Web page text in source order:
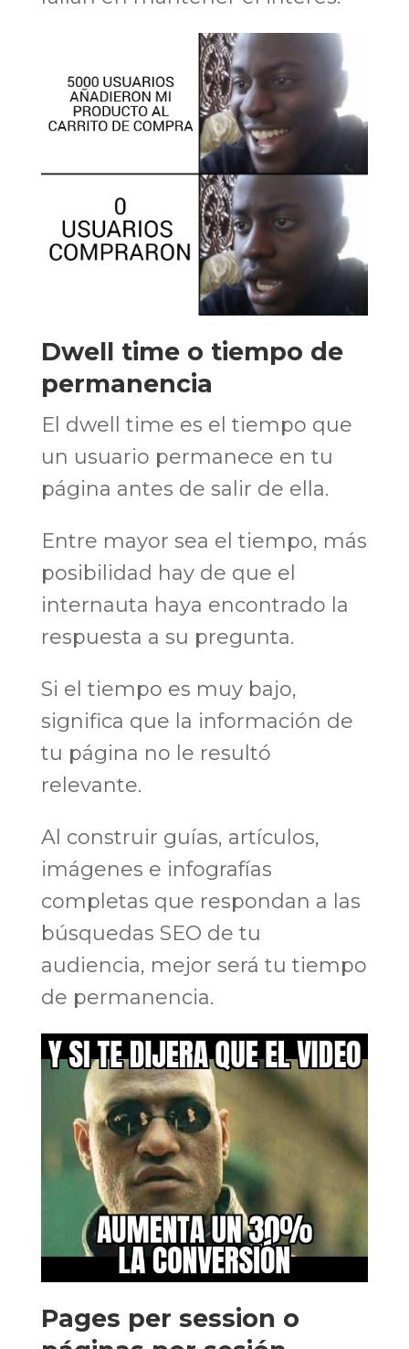
Dwell time o tiempo de
permanencia
El dwell time es el tiempo que
un usuario permanece en tu
página antes de salir de ella.
Entre mayor sea el tiempo, más
posibilidad hay de que el
internauta haya encontrado la
respuesta a su pregunta.
Si el tiempo es muy bajo,
significa que la información de
tu página no le resultó
relevante.
Al construir guías, artículos,
imágenes e infografías
completas que respondan a las
búsquedas SEO de tu
audiencia, mejor será tu tiempo
de permanencia.
Pages per session o